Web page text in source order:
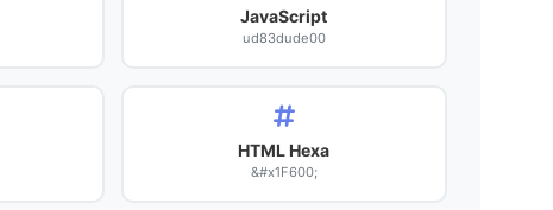
JavaScript
ud83dude00
HTML Hexa
&#x1F600;